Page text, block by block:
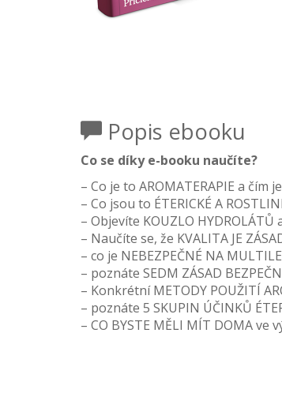
Popis ebooku
Co se díky e-booku naučíte?
– Co je to AROMATERAPIE a čím
– Co jsou to ÉTERICKÉ A
– Objevíte KOUZLO
– Naučíte se, že KVALITA JE
– co je NEBEZPEČNÉ NA
– poznáte SEDM ZÁSAD
– Konkrétní METODY POUŽITÍ
– poznáte 5 SKUPIN ÚČINKŮ
– CO BYSTE MĚLI MÍT DOMA ve